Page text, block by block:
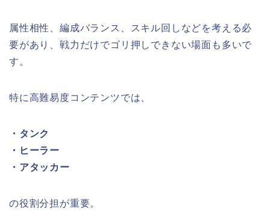
属性相性、編成バランス、スキル回しなどを考える必
要があり、戦力だけでゴリ押しできない場面も多いで
す。
特に高難易度コンテンツでは、
・タンク
・ヒーラー
・アタッカー
の役割分担が重要。